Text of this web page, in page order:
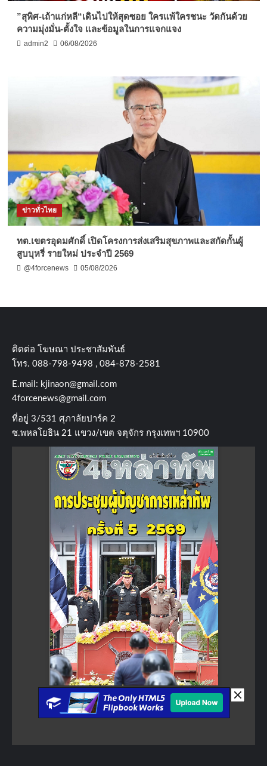
”สุพิศ-เถ้าแก่หลี“เดินไปให้สุดซอย ใครแพ้ใครชนะ วัดกันด้วย
ความมุ่งมั่น-ตั้งใจ และข้อมูลในการแจกแจง
admin2 06/08/2026
ข่าวทั่วไทย
ทต.เขตรอุดมศักดิ์ เปิดโครงการส่งเสริมสุขภาพและสกัดกั้นผู้
สูบบุหรี่ รายใหม่ ประจำปี 2569
@4forcenews 05/08/2026
ติดต่อ​ โฆษณา​ ประชาสัมพันธ์
โทร​. 088-798-9498 , 084-878-2581
E.mail: kjinaon@gmail.com
4forcenews@gmail.com
ที่อยู่​ 3/531​ ศุภาลัยปาร์ค​ 2
ซ.พหลโยธิน​ 21​ แขวง/เขต​ จตุจักร​ กรุงเทพฯ 10900